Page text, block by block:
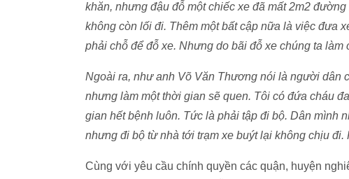
khăn, nhưng đậu đỗ một chiếc xe đã mất 2m2
không còn lối đi. Thêm một bất cập nữa là việc đưa
phải chỗ để đỗ xe. Nhưng do bãi đỗ xe chúng ta
Ngoài ra, như anh Võ Văn Thương nói là người dân
nhưng làm một thời gian sẽ quen. Tôi có đứa cháu
gian hết bệnh luôn. Tức là phải tập đi bộ. Dân mình
nhưng đi bộ từ nhà tới trạm xe buýt lại không chịu đi.
Cùng với yêu cầu chính quyền các quận, huyện